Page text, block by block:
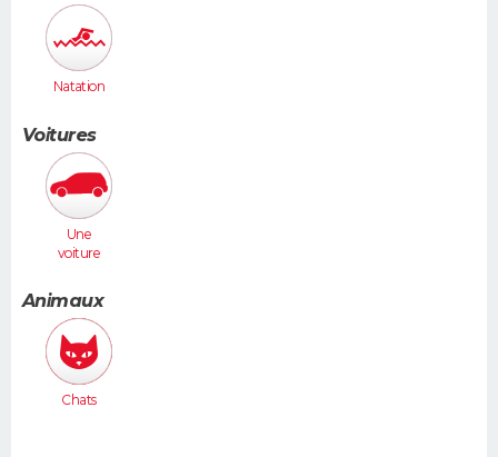
Natation
Voitures
Une
voiture
(Megane,
307...)
Animaux
Chats